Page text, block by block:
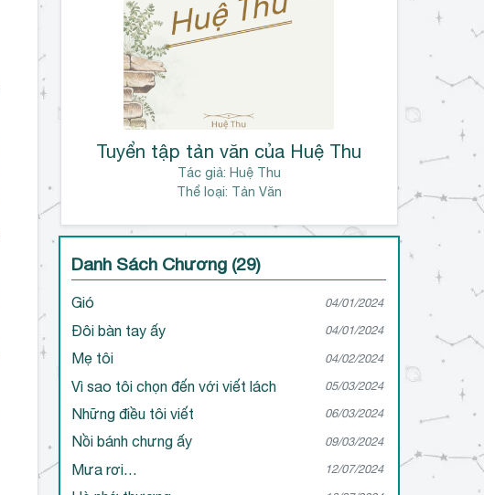
Tuyển tập tản văn của Huệ Thu
Tác giả: Huệ Thu
Thể loại: Tản Văn
Danh Sách Chương (29)
Gió 04/01/2024
Đôi bàn tay ấy 04/01/2024
Mẹ tôi 04/02/2024
Vì sao tôi chọn đến với viết lách 05/03/2024
Những điều tôi viết 06/03/2024
Nồi bánh chưng ấy 09/03/2024
Mưa rơi… 12/07/2024